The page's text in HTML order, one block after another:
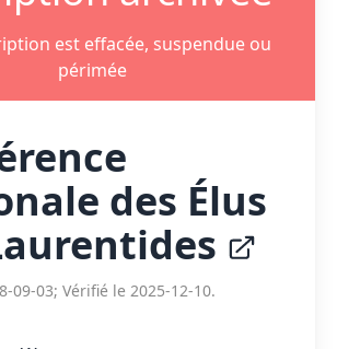
est effacée, suspendue ou
périmée
des Élus
09-03; Vérifié le 2025-12-10.